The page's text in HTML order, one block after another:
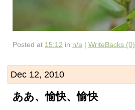
Posted at 15:12 in n/a | WriteBacks (0)
Dec 12, 2010
ああ、愉快、愉快